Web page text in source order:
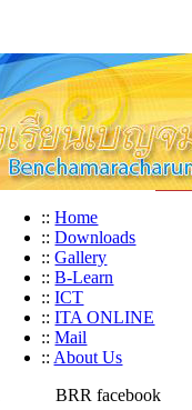
:: Home
:: Downloads
:: Gallery
:: B-Learn
:: ICT
:: ITA ONLINE
:: Mail
:: About Us
BRR facebook